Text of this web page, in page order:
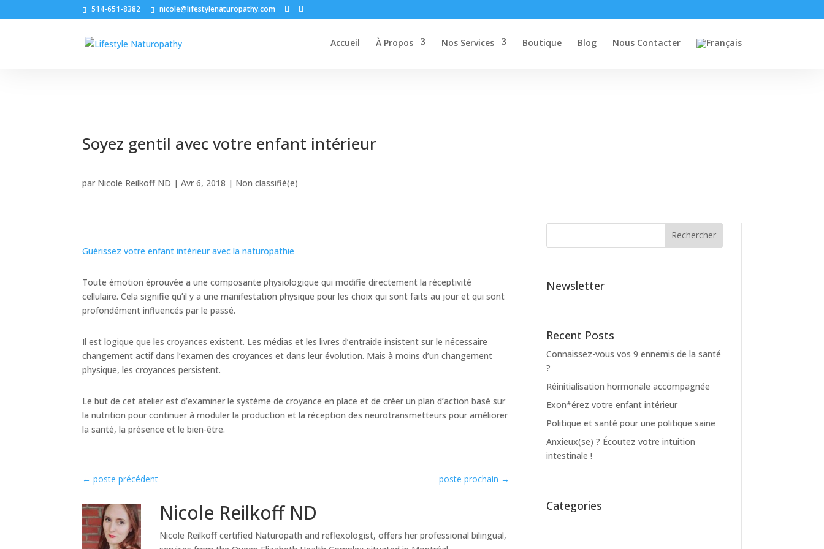
514-651-8382 nicole@lifestylenaturopathy.com
Accueil À Propos Nos Services Boutique Blog Nous Contacter
Soyez gentil avec votre enfant intérieur
par Nicole Reilkoff ND |Avr 6, 2018 | Non classifié(e)
Guérissez votre enfant intérieur avec la naturopathie
Toute émotion éprouvée a une composante physiologique qui modifie directement la réceptivité
cellulaire. Cela signifie qu’il y a une manifestation physique pour les choix qui sont faits au jour et qui sont
profondément influencés par le passé.
Il est logique que les croyances existent. Les médias et les livres d’entraide insistent sur le nécessaire
changement actif dans l’examen des croyances et dans leur évolution. Mais à moins d’un changement
physique, les croyances persistent.
Le but de cet atelier est d’examiner le système de croyance en place et de créer un plan d’action basé sur
la nutrition pour continuer à moduler la production et la réception des neurotransmetteurs pour améliorer
la santé, la présence et le bien-être.
←poste précédent poste prochain →
Nicole Reilkoff ND
Nicole Reilkoff certified Naturopath and reflexologist, offers her professional bilingual,
Rechercher
Newsletter
Recent Posts
Connaissez-vous vos 9 ennemis de la santé
?
Réinitialisation hormonale accompagnée
Exon*érez votre enfant intérieur
Politique et santé pour une politique saine
Anxieux(se) ? Écoutez votre intuition
intestinale !
Categories